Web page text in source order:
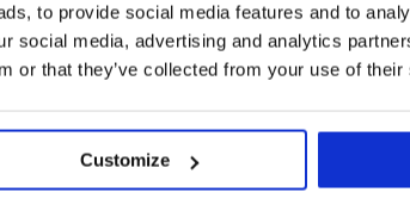
to provide social media features and to
social media, advertising and analytics
or that they’ve collected from your use of
Customize
BH Spacer Flexicup
Dotted Mesh II
44,99 €
Simple
hohem Bund
20,99 €